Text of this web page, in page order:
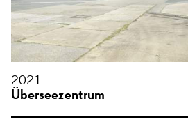
2021
Überseezentrum